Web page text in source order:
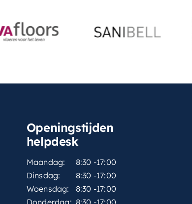
Openingstijden
helpdesk
Maandag:
8:30 -17:00
Dinsdag:
8:30 -17:00
Woensdag:
8:30 -17:00
Donderdag: 8:30 -17:00